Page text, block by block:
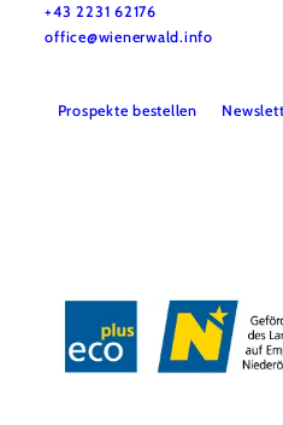
+43 2231 62176
office@wienerwald.info
Prospekte bestellen